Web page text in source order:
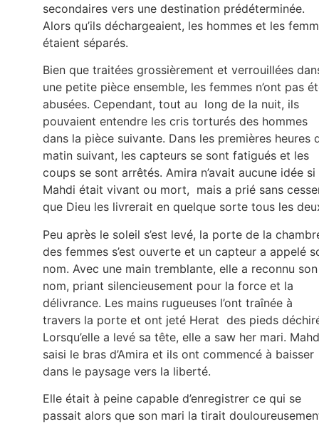
secondaires vers une destination prédéterminée.
Alors qu’ils déchargeaient, les hommes et les
étaient séparés.
Bien que traitées grossièrement et verrouillées
une petite pièce ensemble, les femmes n’ont pas
abusées. Cependant, tout au long de la nuit, ils
pouvaient entendre les cris torturés des hommes
dans la pièce suivante. Dans les premières heures
matin suivant, les capteurs se sont fatigués et les
coups se sont arrêtés. Amira n’avait aucune idée si
Mahdi était vivant ou mort, mais a prié sans
que Dieu les livrerait en quelque sorte tous les
Peu après le soleil s’est levé, la porte de la
des femmes s’est ouverte et un capteur a appelé
nom. Avec une main tremblante, elle a reconnu son
nom, priant silencieusement pour la force et la
délivrance. Les mains rugueuses l’ont traînée à
travers la porte et ont jeté Herat des pieds
Lorsqu’elle a levé sa tête, elle a saw her mari.
saisi le bras d’Amira et ils ont commencé à baisser
dans le paysage vers la liberté.
Elle était à peine capable d’enregistrer ce qui se
passait alors que son mari la tirait